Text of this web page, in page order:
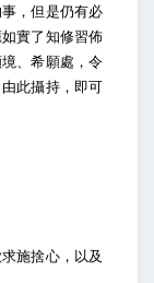
，但是仍有必
實了知修習佈
、希願處，令
此攝持，即可
施捨心，以及